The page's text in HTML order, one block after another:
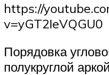
https://
v=yGT2IeVQGU0
Порядовка
полукруглой